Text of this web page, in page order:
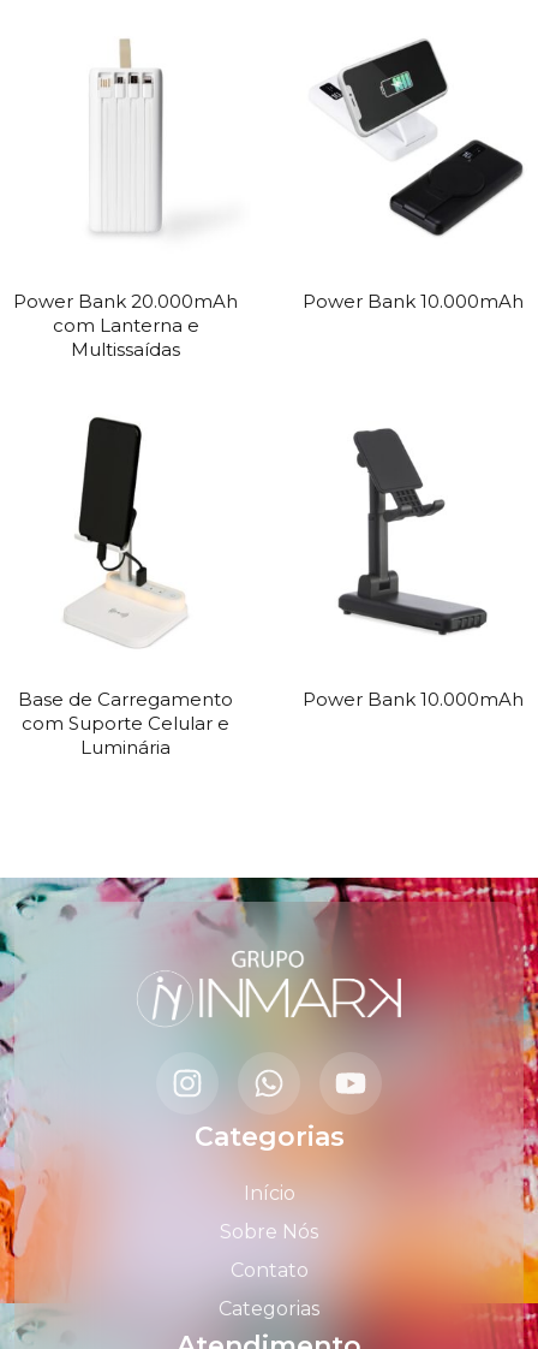
Power Bank 20.000mAh
com Lanterna e
Multissaídas
Power Bank 10.000mAh
Base de Carregamento
com Suporte Celular e
Luminária
Power Bank 10.000mAh
Categorias
Início
Sobre Nós
Contato
Categorias